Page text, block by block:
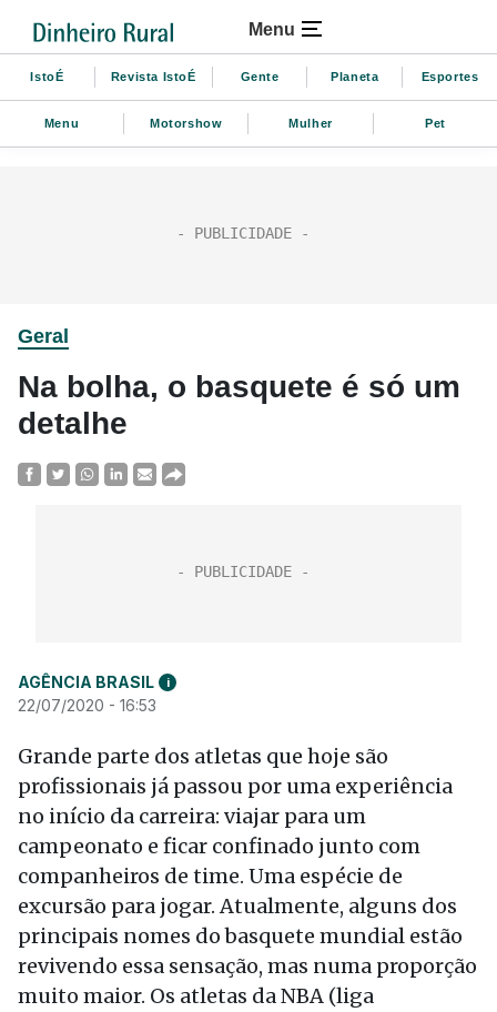
Menu
IstoÉ Revista IstoÉ Gente Planeta Esportes
Menu Motorshow Mulher Pet
Geral
Na bolha, o basquete é só um
detalhe
AGÊNCIA BRASIL i
22/07/2020 - 16:53
Grande parte dos atletas que hoje são
profissionais já passou por uma experiência
no início da carreira: viajar para um
campeonato e ficar confinado junto com
companheiros de time. Uma espécie de
excursão para jogar. Atualmente, alguns dos
principais nomes do basquete mundial estão
revivendo essa sensação, mas numa proporção
muito maior. Os atletas da NBA (liga